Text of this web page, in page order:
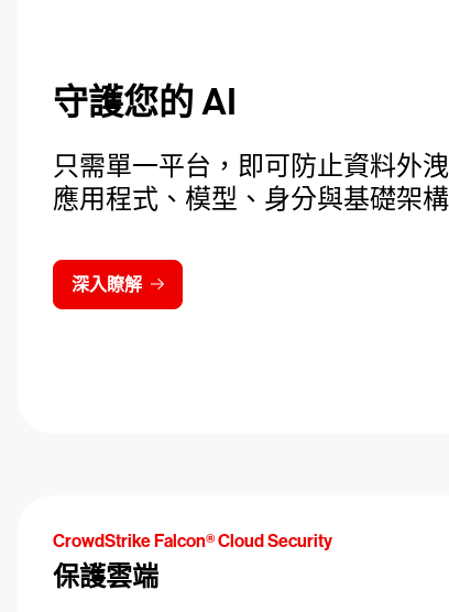
守護您的 AI
只需單一平台，即可防止資料外
應用程式、模型、身分與基礎架構
深入瞭解
CrowdStrike Falcon® Cloud Security
保護雲端